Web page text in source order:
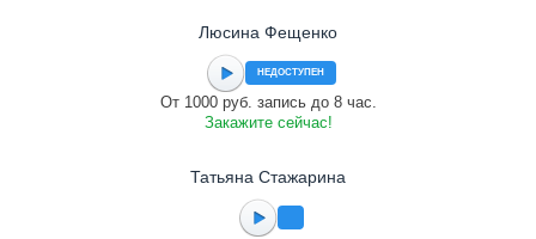
Люсина Фещенко
НЕДОСТУПЕН
От 1000 руб. запись до 8 час.
Закажите сейчас!
Татьяна Стажарина